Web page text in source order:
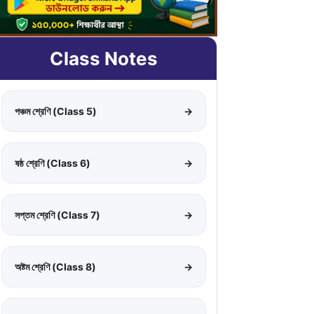
Class Notes
পঞ্চম শ্রেণি (Class 5) →
ষষ্ঠ শ্রেণি (Class 6) →
সপ্তম শ্রেণি (Class 7) →
অষ্টম শ্রেণি (Class 8) →